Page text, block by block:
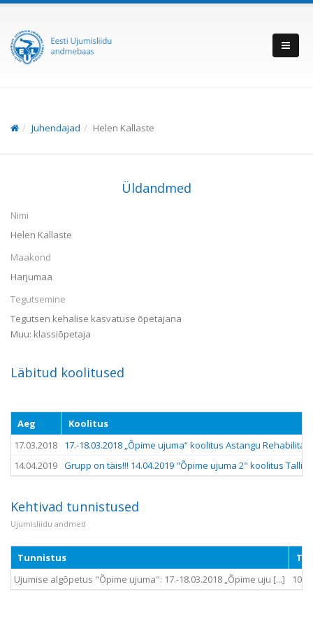
Juhendajad Helen Kallaste
Üldandmed
Nimi
Helen Kallaste
Maakond
Harjumaa
Tegutsemine
Tegutsen kehalise kasvatuse õpetajana
Muu: klassiõpetaja
Läbitud koolitused
Aeg
Koolitus
17.03.2018
17.-18.03.2018 „Õpime ujuma“ koolitus Astangu
14.04.2019 Grupp on täis!!! 14.04.2019 "Õpime ujuma 2" koolitus
Kehtivad tunnistused
Ujumisliidu andmed
Tunnistus
Ujumise algõpetus "Õpime ujuma": 17.-18.03.2018 „Õpime uju [...]
1009